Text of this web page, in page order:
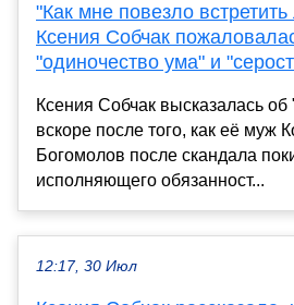
"Как мне повезло
Ксения Собчак
"одиночество ума" и
Ксения Собчак высказалась
вскоре после того, как её муж
Богомолов после скандала
исполняющего обязанност...
12:17, 30 Июл